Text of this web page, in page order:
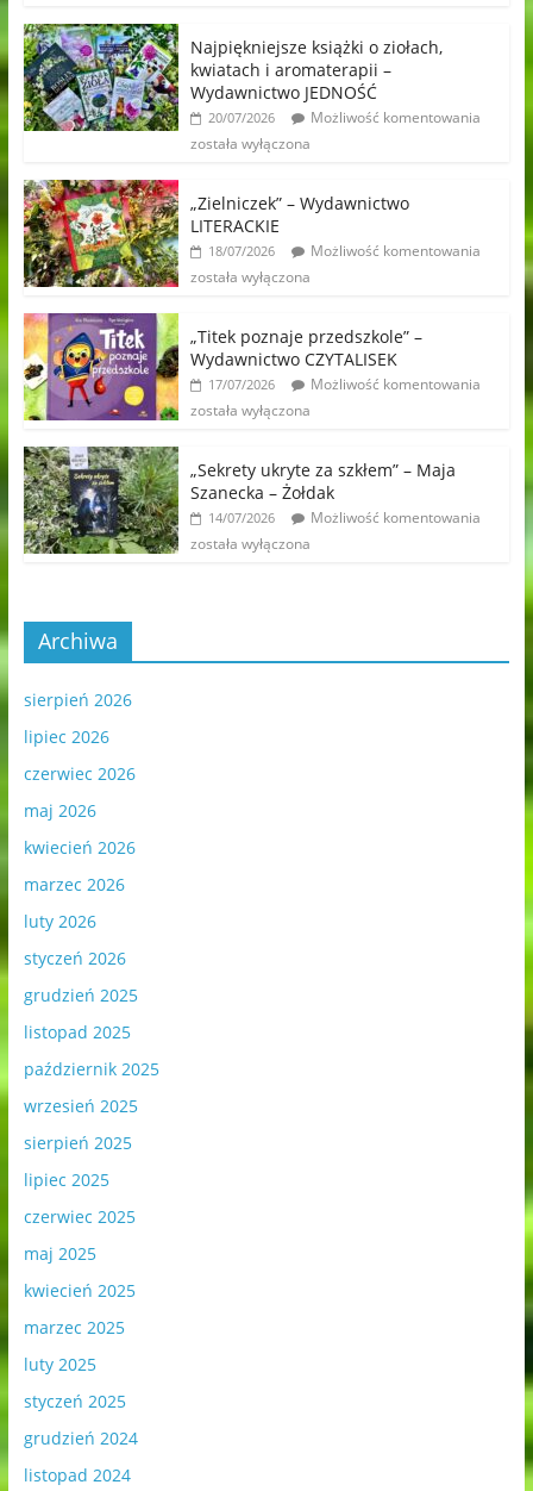
Najpiękniejsze książki o ziołach,
kwiatach i aromaterapii –
Wydawnictwo JEDNOŚĆ
20/07/2026
Możliwość komentowania
została wyłączona
„Zielniczek” – Wydawnictwo
LITERACKIE
18/07/2026
Możliwość komentowania
została wyłączona
„Titek poznaje przedszkole” –
Wydawnictwo CZYTALISEK
17/07/2026
Możliwość komentowania
została wyłączona
„Sekrety ukryte za szkłem” – Maja
Szanecka – Żołdak
14/07/2026
Możliwość komentowania
została wyłączona
Archiwa
sierpień 2026
lipiec 2026
czerwiec 2026
maj 2026
kwiecień 2026
marzec 2026
luty 2026
styczeń 2026
grudzień 2025
listopad 2025
październik 2025
wrzesień 2025
sierpień 2025
lipiec 2025
czerwiec 2025
maj 2025
kwiecień 2025
marzec 2025
luty 2025
styczeń 2025
grudzień 2024
listopad 2024